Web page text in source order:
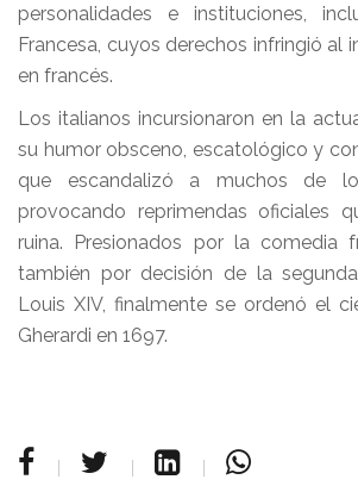
personalidades e instituciones,
Francesa, cuyos derechos infringió al
en francés.
Los italianos incursionaron en la
su humor obsceno, escatológico y
que escandalizó a muchos de
provocando reprimendas oficiales
ruina. Presionados por la comedia
también por decisión de la
Louis XIV, finalmente se ordenó el
Gherardi en 1697.